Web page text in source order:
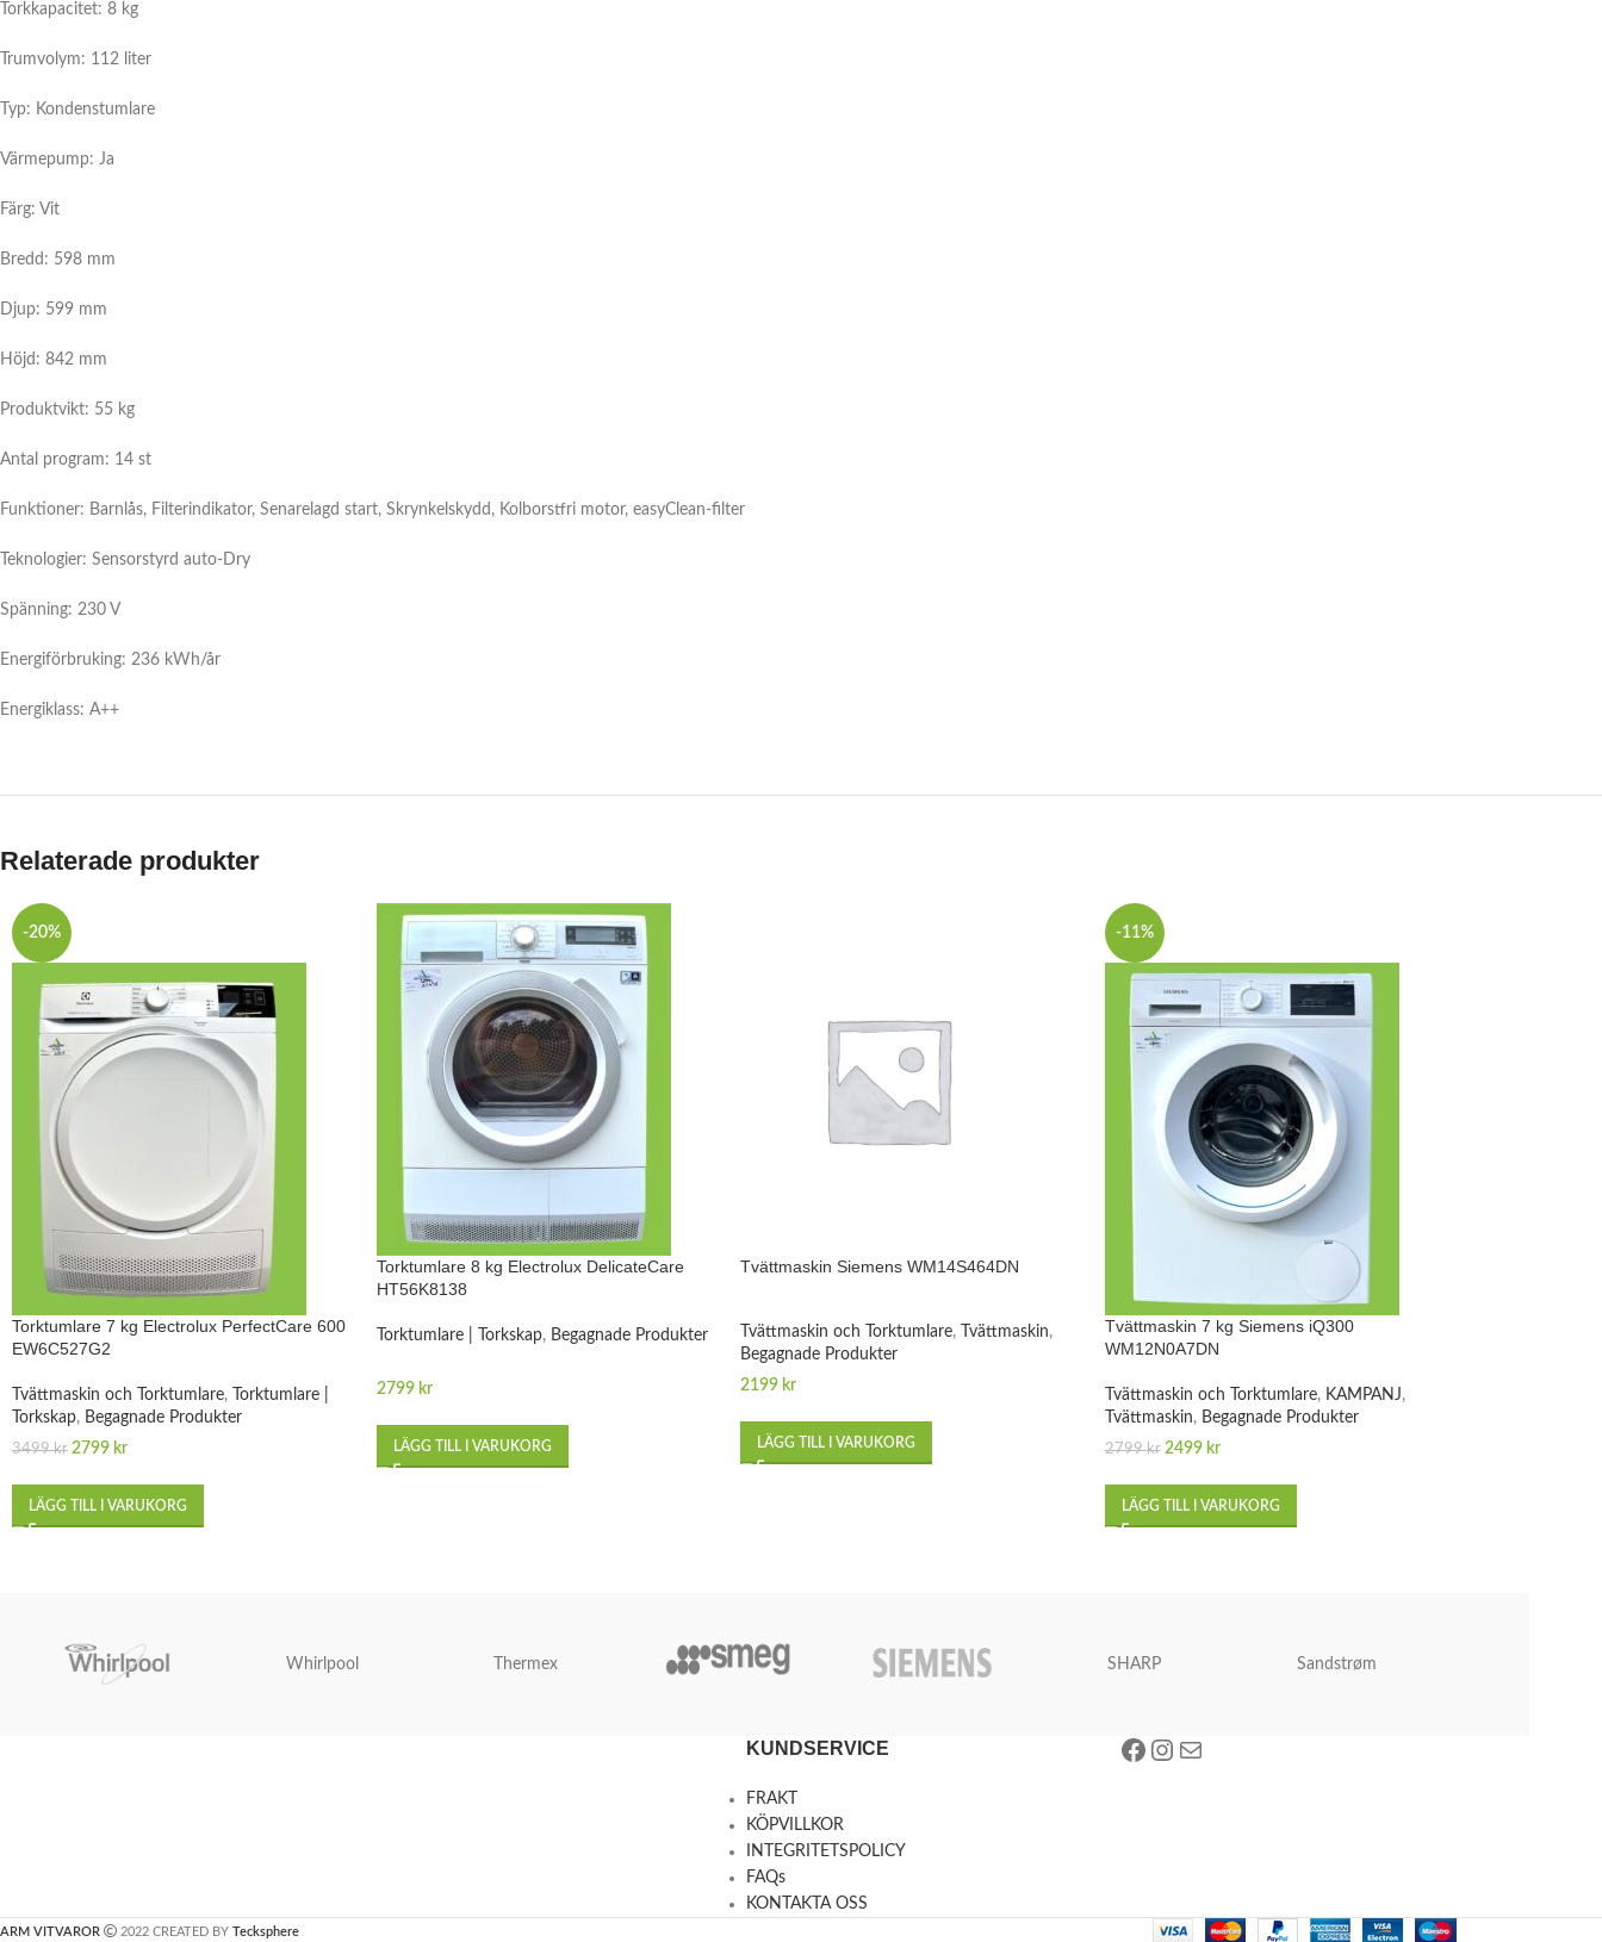
Torkkapacitet: 8 kg
Trumvolym: 112 liter
Typ: Kondenstumlare
Värmepump: Ja
Färg: Vit
Bredd: 598 mm
Djup: 599 mm
Höjd: 842 mm
Produktvikt: 55 kg
Antal program: 14 st
Funktioner: Barnlås, Filterindikator, Senarelagd start, Skrynkelskydd, Kolborstfri motor, easyClean-filter
Teknologier: Sensorstyrd auto-Dry
Spänning: 230 V
Energiförbruking: 236 kWh/år
Energiklass: A++
Relaterade produkter
-20%
Torktumlare 7 kg Electrolux PerfectCare 600
EW6C527G2
Tvättmaskin och Torktumlare,
Torktumlare |
Torkskap, Begagnade Produkter
3499kr 2799 kr
LÄGG TILL I VARUKORG
Torktumlare 8 kg Electrolux DelicateCare
HT56K8138
Torktumlare | Torkskap, Begagnade Produkter
2799 kr
LÄGG TILL I VARUKORG
Tvättmaskin Siemens WM14S464DN
Tvättmaskin och Torktumlare, Tvättmaskin,
Begagnade Produkter
2199 kr
LÄGG TILL I VARUKORG
-11%
Tvättmaskin 7 kg Siemens iQ300
WM12N0A7DN
Tvättmaskin och Torktumlare, KAMPANJ,
Tvättmaskin, Begagnade Produkter
2799kr 2499 kr
LÄGG TILL I VARUKORG
Whirlpool Thermex SHARP Sandstrøm
KUNDSERVICE
FRAKT
KÖPVILLKOR
INTEGRITETSPOLICY
FAQs
KONTAKTA OSS
ARM VITVAROR 2022 CREATED BY Tecksphere